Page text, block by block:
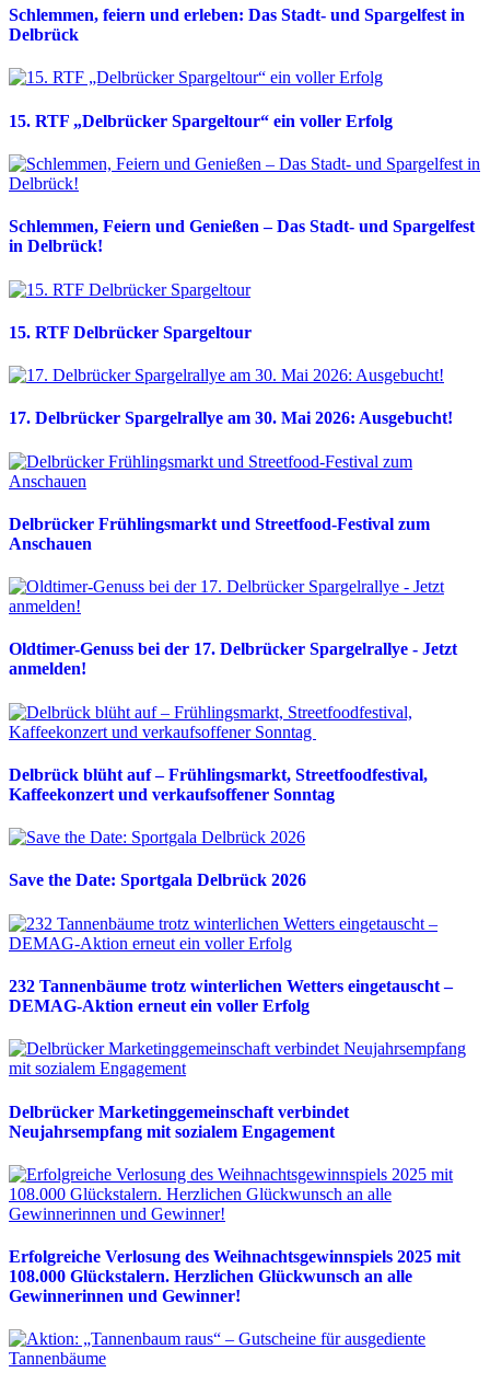
Schlemmen, feiern und erleben: Das Stadt- und Spargelfest in
Delbrück
15. RTF „Delbrücker Spargeltour“ ein voller Erfolg
Schlemmen, Feiern und Genießen – Das Stadt- und Spargelfest
in Delbrück!
15. RTF Delbrücker Spargeltour
17. Delbrücker Spargelrallye am 30. Mai 2026: Ausgebucht!
Delbrücker Frühlingsmarkt und Streetfood-Festival zum
Anschauen
Oldtimer-Genuss bei der 17. Delbrücker Spargelrallye - Jetzt
anmelden!
Delbrück blüht auf – Frühlingsmarkt, Streetfoodfestival,
Kaffeekonzert und verkaufsoffener Sonntag
Save the Date: Sportgala Delbrück 2026
232 Tannenbäume trotz winterlichen Wetters eingetauscht –
DEMAG-Aktion erneut ein voller Erfolg
Delbrücker Marketinggemeinschaft verbindet
Neujahrsempfang mit sozialem Engagement
Erfolgreiche Verlosung des Weihnachtsgewinnspiels 2025 mit
108.000 Glückstalern. Herzlichen Glückwunsch an alle
Gewinnerinnen und Gewinner!